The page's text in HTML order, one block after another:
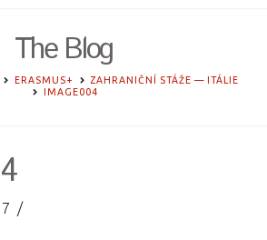
The Blog
ERASMUS+
ZAHRANIČNÍ STÁŽE — ITÁLIE
IMAGE004